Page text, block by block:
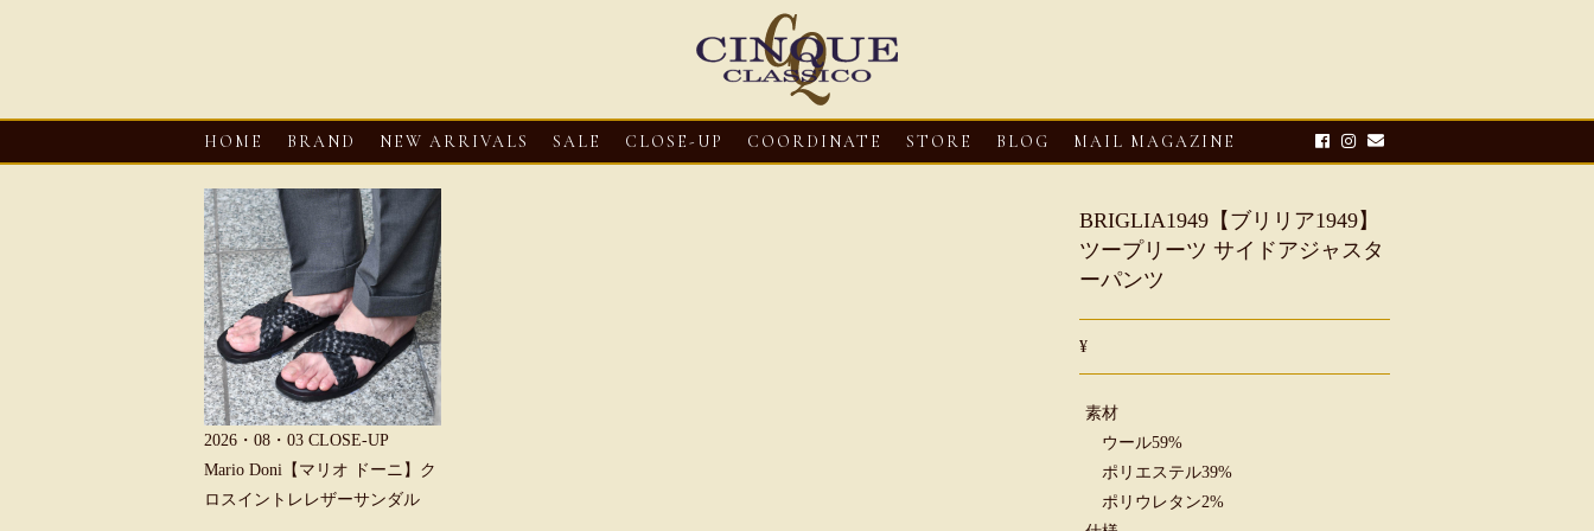
HOME BRAND NEW ARRIVALS SALE CLOSE-UP COORDINATE STORE BLOG MAIL MAGAZINE
BRIGLIA1949【ブリリア1949】
ツープリーツ サイドアジャスタ
ーパンツ
¥
素材
ウール59%
ポリエステル39%
ポリウレタン2%
2026・08・03 CLOSE-UP
Mario Doni【マリオ ドーニ】ク
ロスイントレレザーサンダル
Mario Doni【マリオ ドーニ】ク
ロスイントレレザーサンダル
2026・08・03
Mario Doni【マリオ ドーニ】オ
ープントゥミュール レザーサン